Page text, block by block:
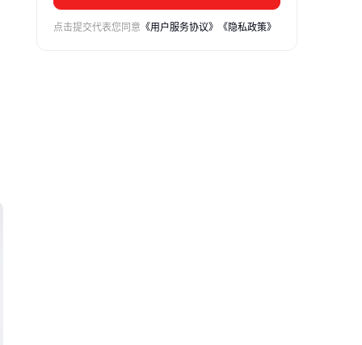
点击提交代表您同意 《用户服务协议》 《隐私政策》